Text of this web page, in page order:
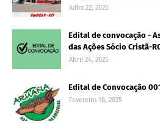
Julho 22, 2025
Edital de convocação -
das Ações Sócio Cristã-
Abril 24, 2025
Edital de Convocação
Fevereiro 18, 2025